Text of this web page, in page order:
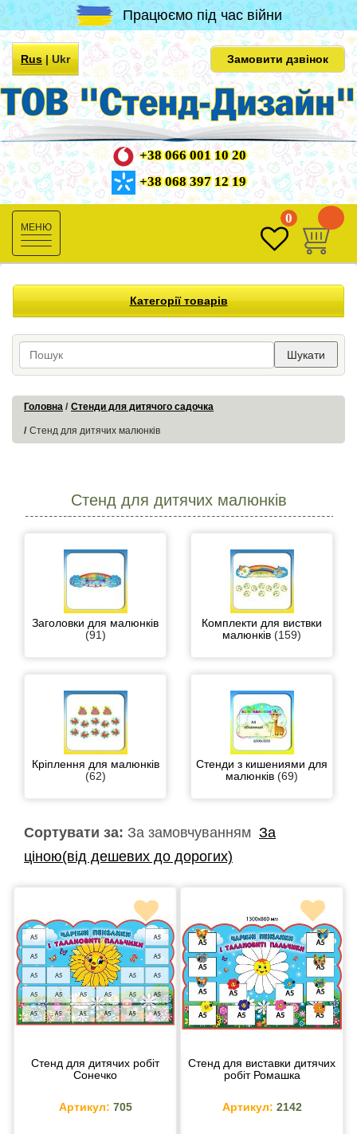
Працюємо під час війни
Rus|Ukr Замовити дзвінок
+38 066 001 10 20
+38 068 397 12 19
Toggle
navigation
0
Категорії товарів
Шукати
Головна Стенди для дитячого садочка
Стенд для дитячих малюнків
Стенд для дитячих малюнків
Заголовки для малюнків
(91)
Комплекти для виствки
малюнків (159)
Кріплення для малюнків
(62)
Стенди з кишениями для
малюнків (69)
Сортувати за: За замовчуванням За
ціною(від дешевих до дорогих)
Стенд для дитячих робіт
Сонечко
Артикул: 705
Стенд для виставки дитячих
робіт Ромашка
Артикул: 2142